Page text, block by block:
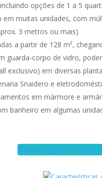
opções de 1 a 5
muitas unidades, com
3 metros ou mais)
a partir de 128 m²,
guarda-corpo de vidro,
exclusivo) em diversas
Snaidero e
em mármore e
banheiro em algumas
Baixar agora: Tabela